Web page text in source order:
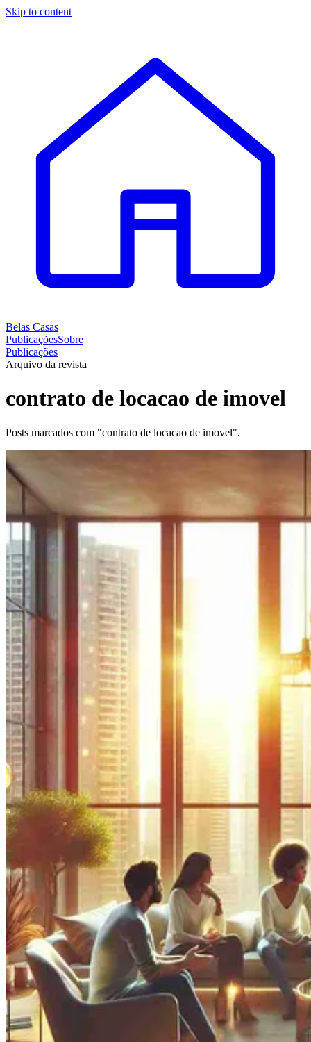
Skip to content
Belas Casas
PublicaçõesSobre
Publicações
Arquivo da revista
contrato de locacao de imovel
Posts marcados com "contrato de locacao de imovel".